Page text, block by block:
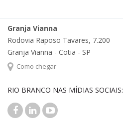
Granja Vianna
Rodovia Raposo Tavares, 7.200
Granja Vianna - Cotia - SP
Como chegar
RIO BRANCO NAS MÍDIAS SOCIAIS: